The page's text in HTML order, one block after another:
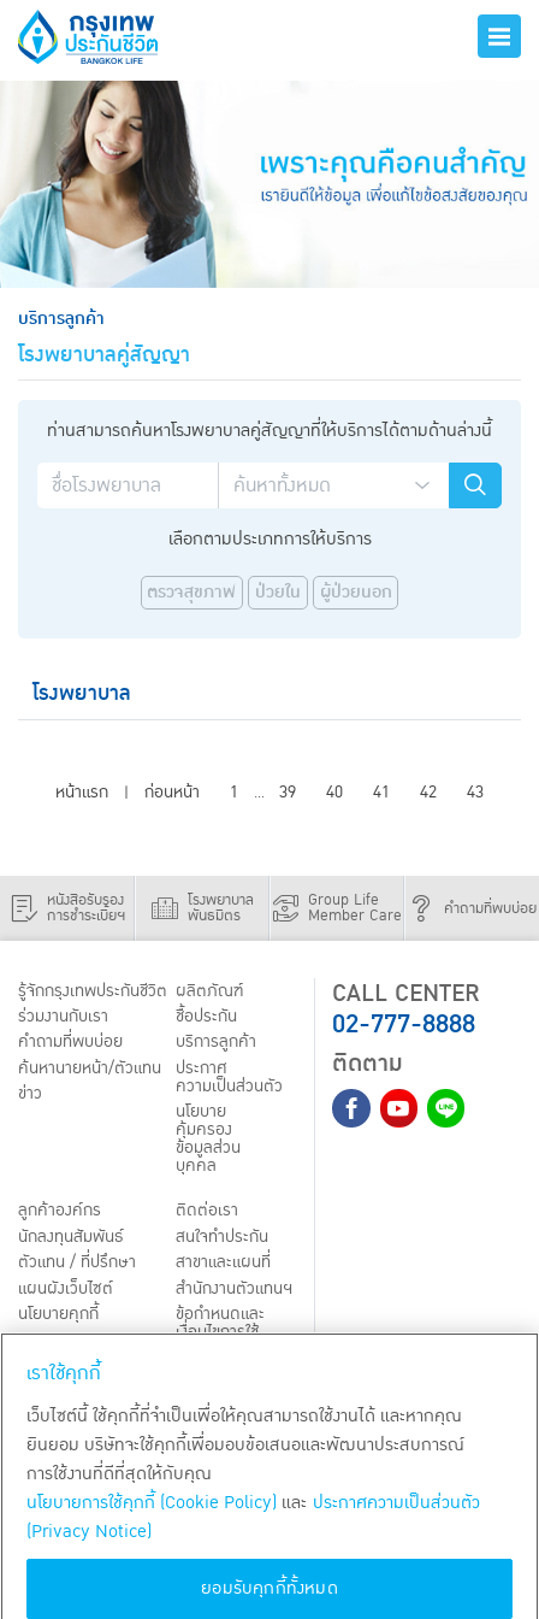
บริการลูกค้า
โรงพยาบาลคู่สัญญา
ท่านสามารถค้นหาโรงพยาบาลคู่สัญญาที่ให้บริการได้ตามด้านล่างนี้
เลือกตามประเภทการให้บริการ
ตรวจสุขภาพ ป่วยใน ผู้ป่วยนอก
โรงพยาบาล
หน้าแรก | ก่อนหน้า 1 ... 39 40 41 42 43
หนังสือรับรอง
การชำระเบี้ยฯ
โรงพยาบาล
พันธมิตร
Group Life
Member Care คำถามที่พบบ่อย
รู้จักกรุงเทพประกันชีวิต
ร่วมงานกับเรา
คำถามที่พบบ่อย
ค้นหานายหน้า/ตัวแทน
ข่าว
ผลิตภัณฑ์
ชื้อประกัน
บริการลูกค้า
ประกาศ
ความเป็นส่วนตัว
นโยบาย
คุ้มครอง
ข้อมูลส่วน
บุคคล
ลูกค้าองค์กร
นักลงทุนสัมพันธ์
ตัวแทน / ที่ปรึกษา
แผนผังเว็บไซต์
นโยบายคุกกี้
Third-Party Notices
ติดต่อเรา
สนใจทำประกัน
สาขาและแผนที่
สำนักงานตัวแทนฯ
ข้อกำหนดและ
เงื่อนไขการใช้
CALL CENTER
02-777-8888
ติดตาม
TH EN
สงวนลิขสิทธิ์ พ.ศ.2569
เราใช้คุกกี้
เว็บไซต์นี้ ใช้คุกกี้ที่จำเป็นเพื่อให้คุณสามารถใช้งานได้ และหากคุณ
ยินยอม บริษัทจะใช้คุกกี้เพื่อมอบข้อเสนอและพัฒนาประสบการณ์
การใช้งานที่ดีที่สุดให้กับคุณ
นโยบายการใช้คุกกี้ (Cookie Policy) และ ประกาศความเป็นส่วนตัว
(Privacy Notice)
ยอมรับคุกกี้ทั้งหมด